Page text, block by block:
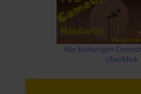
Alle bisherigen
Überblick